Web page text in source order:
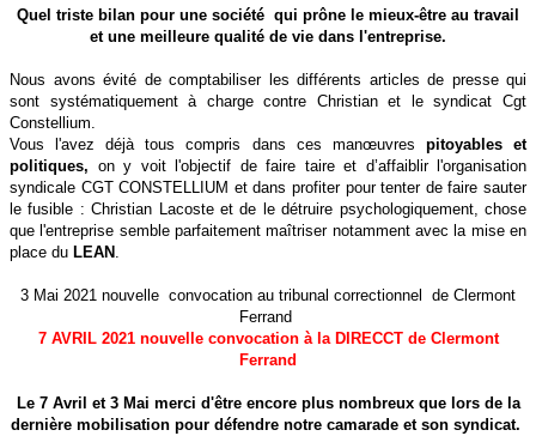
Quel triste bilan pour une société qui prône le mieux-être au travail
et une meilleure qualité de vie dans l'entreprise.
Nous avons évité de comptabiliser les différents articles de presse qui
sont systématiquement à charge contre Christian et le syndicat Cgt
Constellium.
Vous l'avez déjà tous compris dans ces manœuvres pitoyables et
politiques, on y voit l'objectif de faire taire et d’affaiblir l'organisation
syndicale CGT CONSTELLIUM et dans profiter pour tenter de faire sauter
le fusible : Christian Lacoste et de le détruire psychologiquement, chose
que l'entreprise semble parfaitement maîtriser notamment avec la mise en
place du LEAN .
3 Mai 2021 nouvelle convocation au tribunal correctionnel de Clermont
Ferrand
7 AVRIL 2021 nouvelle convocation à la DIRECCT de Clermont
Ferrand
Le 7 Avril et 3 Mai merci d'être encore plus nombreux que lors de la
dernière mobilisation pour défendre notre camarade et son syndicat.